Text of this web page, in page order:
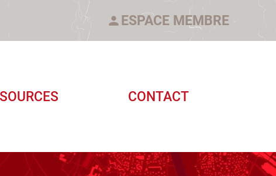
ESPACE MEMBRE
CONTACT